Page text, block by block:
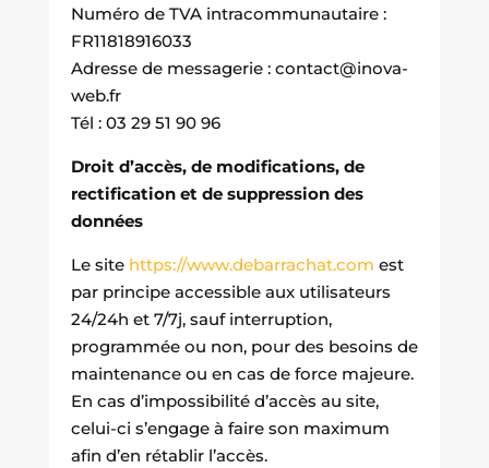
Numéro de TVA intracommunautaire :
FR11818916033
Adresse de messagerie : contact@inova-
web.fr
Tél : 03 29 51 90 96
Droit d’accès, de modifications, de
rectification et de suppression des
données
Le site https://www.debarrachat.com est
par principe accessible aux utilisateurs
24/24h et 7/7j, sauf interruption,
programmée ou non, pour des besoins de
maintenance ou en cas de force majeure.
En cas d’impossibilité d’accès au site,
celui-ci s’engage à faire son maximum
afin d’en rétablir l’accès.